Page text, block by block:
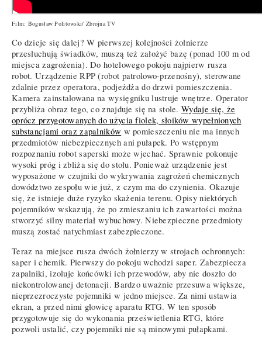
Film: Bogusław Politowski/ Zbrojna TV
Co dzieje się dalej? W pierwszej kolejności żołnierze
przesłuchują świadków, muszą też założyć bazę (ponad 100 m od
miejsca zagrożenia). Do hotelowego pokoju najpierw rusza
robot. Urządzenie RPP (robot patrolowo-przenośny), sterowane
zdalnie przez operatora, podjeżdża do drzwi pomieszczenia.
Kamera zainstalowana na wysięgniku lustruje wnętrze. Operator
przybliża obraz tego, co znajduje się na stole.Wydaje się, że
oprócz przygotowanych do użycia fiolek, słoików wypełnionych
substancjami oraz zapalników w pomieszczeniu nie ma innych
przedmiotów niebezpiecznych ani pułapek. Po wstępnym
rozpoznaniu robot saperski może wjechać. Sprawnie pokonuje
wysoki próg i zbliża się do stołu. Ponieważ urządzenie jest
wyposażone w czujniki do wykrywania zagrożeń chemicznych
dowództwo zespołu wie już, z czym ma do czynienia. Okazuje
się, że istnieje duże ryzyko skażenia terenu. Opisy niektórych
pojemników wskazują, że po zmieszaniu ich zawartości można
stworzyć silny materiał wybuchowy. Niebezpieczne przedmioty
muszą zostać natychmiast zabezpieczone.
Teraz na miejsce rusza dwóch żołnierzy w strojach ochronnych:
saper i chemik. Pierwszy do pokoju wchodzi saper. Zabezpiecza
zapalniki, izoluje końcówki ich przewodów, aby nie doszło do
niekontrolowanej detonacji. Bardzo uważnie przesuwa większe,
nieprzezroczyste pojemniki w jedno miejsce. Za nimi ustawia
ekran, a przed nimi głowicę aparatu RTG. W ten sposób
przygotowuje się do wykonania prześwietlenia RTG, które
pozwoli ustalić, czy pojemniki nie są minowymi pułapkami.